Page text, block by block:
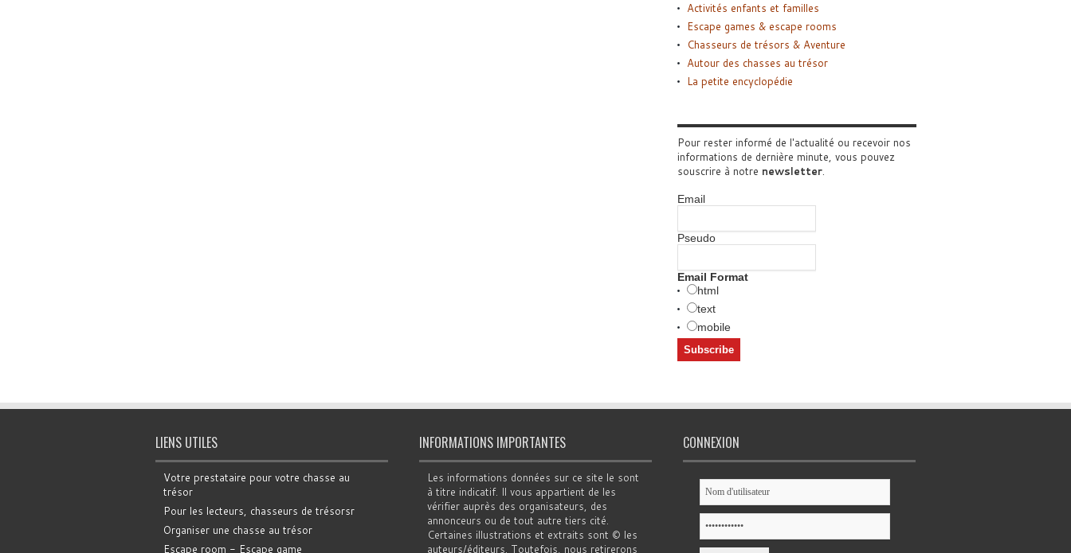
Activités enfants et familles
Escape games & escape rooms
Chasseurs de trésors & Aventure
Autour des chasses au trésor
La petite encyclopédie
Pour rester informé de l'actualité ou recevoir nos
informations de dernière minute, vous pouvez
souscrire à notre newsletter.
Email
Pseudo
Email Format
html
text
mobile
LIENS UTILES
Votre prestataire pour votre chasse au
trésor
Pour les lecteurs, chasseurs de trésorsr
Organiser une chasse au trésor
Escape room - Escape game
INFORMATIONS IMPORTANTES
Les informations données sur ce site le sont
à titre indicatif. Il vous appartient de les
vérifier auprès des organisateurs, des
annonceurs ou de tout autre tiers cité.
Certaines illustrations et extraits sont © les
auteurs/éditeurs. Toutefois, nous retirerons
CONNEXION